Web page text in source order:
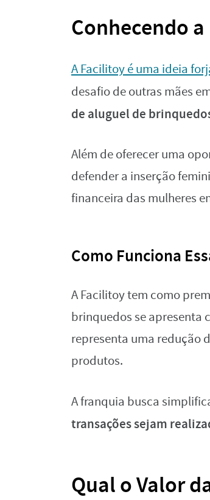
Conhecendo
A Facilitoy é uma ideia
desafio de outras mães
de aluguel de
Além de oferecer uma
defender a inserção
financeira das mulheres
Como Funciona
A Facilitoy tem como
brinquedos se apresenta
representa uma redução
produtos.
A franquia busca
transações sejam
Qual o Valor